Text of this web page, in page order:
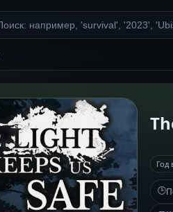
Год
🕒